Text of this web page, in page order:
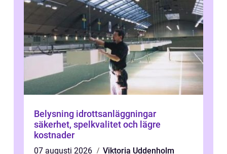
Belysning idrottsanläggningar
säkerhet, spelkvalitet och lägre
kostnader
07 augusti 2026 Viktoria Uddenholm